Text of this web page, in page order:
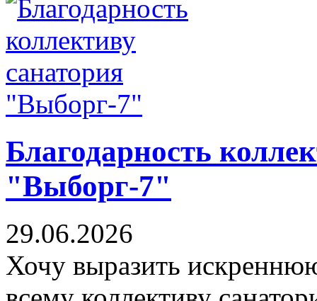
Благодарность
"Выборг-7"
29.06.2026
Хочу выразить